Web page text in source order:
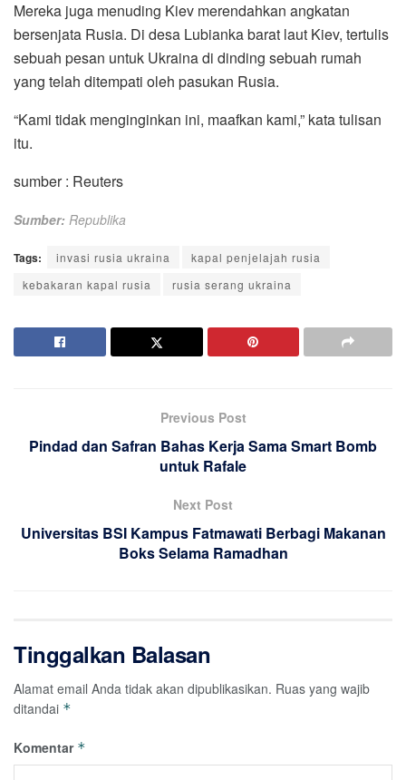
Mereka juga menuding Kiev merendahkan angkatan
bersenjata Rusia. Di desa Lubianka barat laut Kiev, tertulis
sebuah pesan untuk Ukraina di dinding sebuah rumah
yang telah ditempati oleh pasukan Rusia.
“Kami tidak menginginkan ini, maafkan kami,” kata tulisan
itu.
sumber : Reuters
Sumber: Republika
Tags: invasi rusia ukraina
kapal penjelajah rusia
kebakaran kapal rusia
rusia serang ukraina
Previous Post
Pindad dan Safran Bahas Kerja Sama Smart Bomb
untuk Rafale
Next Post
Universitas BSI Kampus Fatmawati Berbagi Makanan
Boks Selama Ramadhan
Tinggalkan Balasan
Alamat email Anda tidak akan dipublikasikan. Ruas yang wajib
ditandai *
Komentar *